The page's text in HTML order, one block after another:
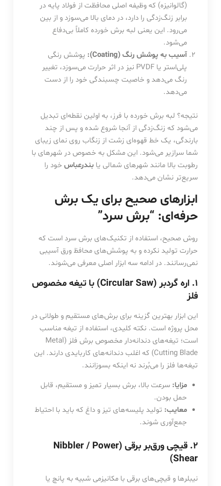
(گالوانیزه) که وظیفه اصلی محافظت از فولاد پایه در
برابر زنگ‌زدگی را دارد، در دمای بالا می‌سوزد و از بین
می‌رود. این یعنی لبه برش خورده کاملاً بی‌دفاع
می‌شود.
آسیب به پوشش رنگ (Coating):
پوشش رنگی
پلی‌استر یا PVDF نیز در اثر حرارت می‌سوزد، تغییر
رنگ می‌دهد و خاصیت چسبندگی خود را از دست
می‌دهد.
نتیجه؟ لبه برش خورده با فرز، به اولین نقطه‌ای تبدیل
می‌شود که زنگ‌زدگی از آنجا شروع شده و پس از چند
بارندگی، یک خط قهوه‌ای زشت از زنگاب روی نمای زیبای
شما سرازیر می‌شود. این مشکل به خصوص در شهرهای با
رطوبت بالا مانند شهرهای شمالی یا بندرعباسخود را
سریع‌تر نشان می‌دهد.
ابزارهای صحیح برای یک برش
حرفه‌ای: “برش سرد”
روش صحیح، استفاده از تکنیک‌های برش سرد است که
حرارت تولید نکرده و به پوشش‌های محافظ ورق آسیبی
نمی‌رسانند. در ادامه سه ابزار اصلی معرفی می‌شوند.
۱. اره گردبر (Circular Saw) با تیغه مخصوص
فلز
این ابزار بهترین گزینه برای برش‌های مستقیم و طولانی در
محل پروژه است. نکته کلیدی، استفاده از تیغه مناسب
است؛ تیغه‌های دندانه‌دار مخصوص برش فلز (Metal
Cutting Blade) که اغلب دندانه‌های کاربایدی دارند. این
تیغه‌ها فلز را می‌بُرند نه اینکه بسوزانند.
مزایا: سرعت بالا، برش بسیار تمیز و مستقیم، قابل
حمل بودن.
معایب: تولید پلیسه‌های تیز و داغ که باید با احتیاط
جمع‌آوری شوند.
۲. قیچی ورق‌بر برقی (Nibbler / Power
Shear)
نیبلرها و قیچی‌های برقی با مکانیزمی شبیه به پانچ یا